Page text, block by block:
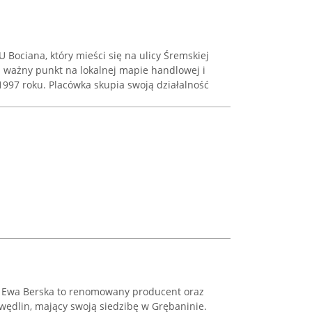
Bociana, który mieści się na ulicy Śremskiej
punkt na lokalnej mapie handlowej i
roku. Placówka skupia swoją działalność
Berska to renomowany producent oraz
mający swoją siedzibę w Grębaninie.